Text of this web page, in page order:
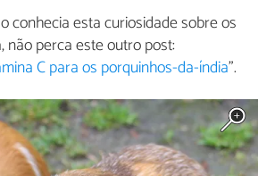
conhecia esta curiosidade sobre os
não perca este outro post:
C para os porquinhos-da-índia".